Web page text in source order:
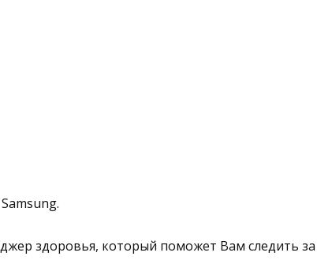
здоровья, который поможет Вам следить за